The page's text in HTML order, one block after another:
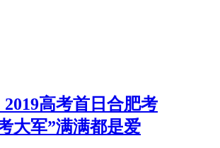
2019高考首日合肥考
大军”满满都是爱